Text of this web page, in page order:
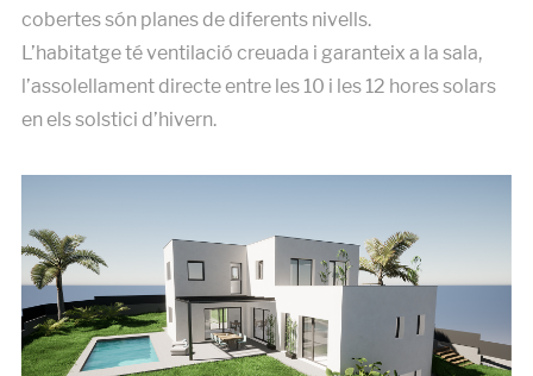
cobertes són planes de diferents nivells.
L’habitatge té ventilació creuada i garanteix a la sala,
l’assolellament directe entre les 10 i les 12 hores solars
en els solstici d’hivern.